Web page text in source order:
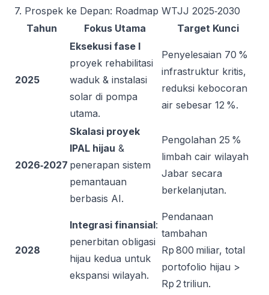
7. Prospek ke Depan: Roadmap WTJJ 2025‑2030
Tahun
Fokus Utama Target Kunci
2025
Eksekusi fase I
proyek rehabilitasi
waduk & instalasi
solar di pompa
utama.
Penyelesaian 70 %
infrastruktur kritis,
reduksi kebocoran
air sebesar 12 %.
2026‑2027
Skalasi proyek
IPAL hijau &
penerapan sistem
pemantauan
berbasis AI.
Pengolahan 25 %
limbah cair wilayah
Jabar secara
berkelanjutan.
2028
Integrasi finansial:
penerbitan obligasi
hijau kedua untuk
ekspansi wilayah.
Pendanaan
tambahan
Rp 800 miliar, total
portofolio hijau >
Rp 2 triliun.